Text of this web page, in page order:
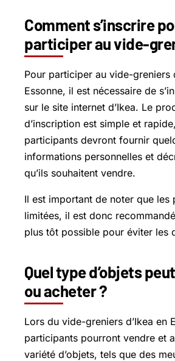
Comment s’inscrire
participer au vide-
Pour participer au vide-greniers
Essonne, il est nécessaire de
sur le site internet d’Ikea. Le
d’inscription est simple et
participants devront fournir
informations personnelles et
qu’ils souhaitent vendre.
Il est important de noter que les
limitées, il est donc
plus tôt possible pour éviter les
Quel type d’objets
ou acheter ?
Lors du vide-greniers d’Ikea en
participants pourront vendre et
variété d’objets, tels que des